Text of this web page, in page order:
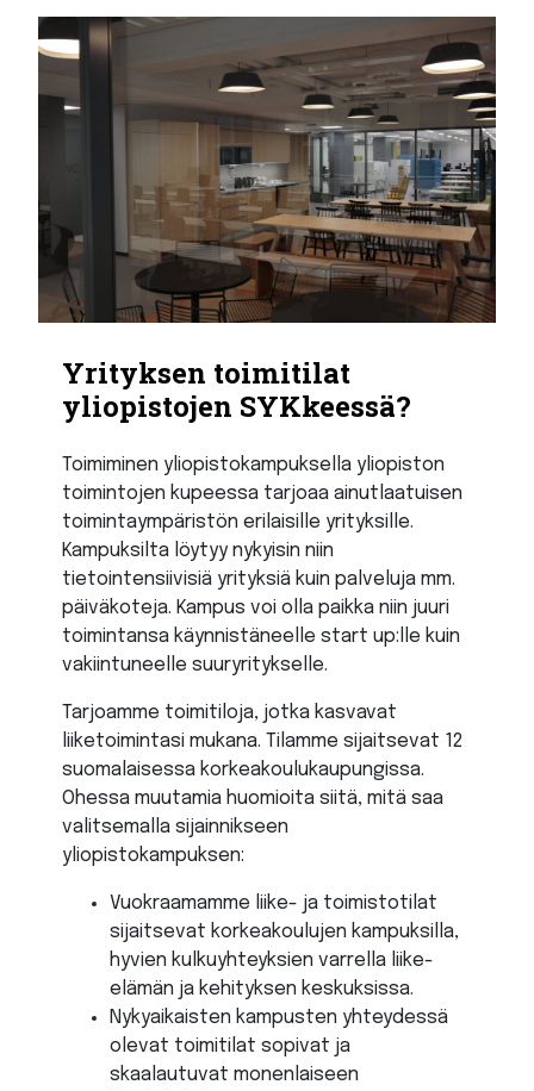
Yrityksen toimitilat
yliopistojen SYKkeessä?
Toimiminen yliopistokampuksella yliopiston
toimintojen kupeessa tarjoaa ainutlaatuisen
toimintaympäristön erilaisille yrityksille.
Kampuksilta löytyy nykyisin niin
tietointensiivisiä yrityksiä kuin palveluja mm.
päiväkoteja. Kampus voi olla paikka niin juuri
toimintansa käynnistäneelle start up:lle kuin
vakiintuneelle suuryritykselle.
Tarjoamme toimitiloja, jotka kasvavat
liiketoimintasi mukana. Tilamme sijaitsevat 12
suomalaisessa korkeakoulukaupungissa.
Ohessa muutamia huomioita siitä, mitä saa
valitsemalla sijainnikseen
yliopistokampuksen:
Vuokraamamme liike- ja toimistotilat
sijaitsevat korkeakoulujen kampuksilla,
hyvien kulkuyhteyksien varrella liike-
elämän ja kehityksen keskuksissa.
Nykyaikaisten kampusten yhteydessä
olevat toimitilat sopivat ja
skaalautuvat monenlaiseen